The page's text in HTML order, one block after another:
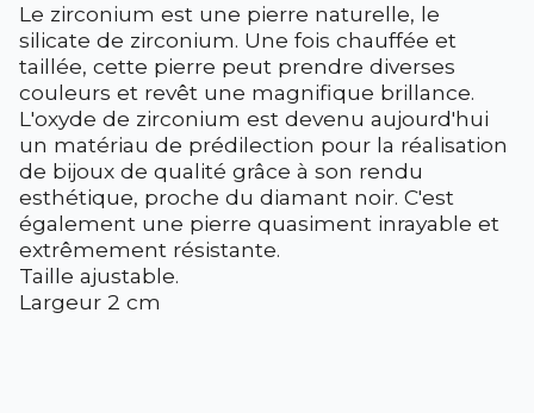
Le zirconium est une pierre naturelle, le
silicate de zirconium. Une fois chauffée et
taillée, cette pierre peut prendre diverses
couleurs et revêt une magnifique brillance.
L'oxyde de zirconium est devenu aujourd'hui
un matériau de prédilection pour la réalisation
de bijoux de qualité grâce à son rendu
esthétique, proche du diamant noir. C'est
également une pierre quasiment inrayable et
extrêmement résistante.
Taille ajustable.
Largeur 2 cm